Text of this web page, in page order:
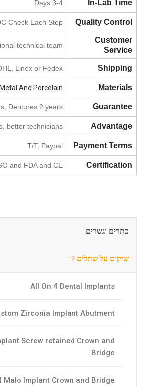
כתרים וגשרים
שיקום על שתלים
All On 4 Dental Implants
Zirconia Implant Abutment
Screw retained Crown and
Bridge
Malo Implant Crown and Bridge
In-Lab Time
3-4 Days
Quality Control
Check Each Step
Customer
Service
technical team
Shipping
Linex or Fedex
Materials
Metal And Porcelain
Guarantee
Dentures 2 years
Advantage
better technicians
Payment Terms
T/T, Paypal
Certification
and FDA and CE